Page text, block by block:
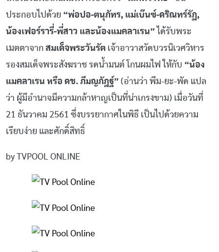
ประกอบไปด้วย “พ่อปอ-ตนุภัทร, แม่เบ๊นซ์-ดริณทร์รัฏ,
น้องเฟอร์รารี่-พี่สาว และน้องแมคลาเรน” ได้รับพระ
เมตตาจาก สมเด็จพระวันรัต เจ้าอาวาสวัดบวรนิเวศวิหาร
รองสมเด็จพระสังฆราช รดน้ำมนต์ โกนผมไฟ ให้กับ “น้อง
แมคลาเรน หรือ ดช. ภีมญภัฎฐ์” (อ่านว่า พีม-ยะ-พัด แปล
ว่า ผู้มีอำนาจมีความกล้าหาญเป็นที่น่าเกรงขาม) เมื่อวันที่
21 ธันวาคม 2561 ซึ่งบรรยากาศในพิธี เป็นไปด้วยความ
เรียบง่าย และศักดิ์สิทธิ์
by TVPOOL ONLINE